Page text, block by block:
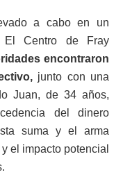
a cabo en un
El Centro de Fray
encontraron
junto con una
Juan, de 34 años,
del dinero
suma y el arma
el impacto potencial